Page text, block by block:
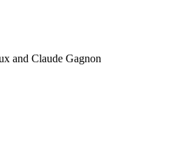
and Claude Gagnon